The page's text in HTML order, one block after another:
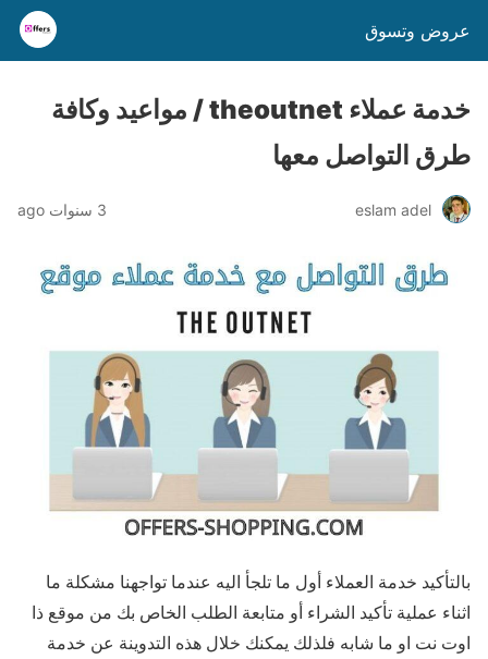
عروض وتسوق
خدمة عملاء theoutnet / مواعيد وكافة
طرق التواصل معها
eslam adel 3 سنوات ago
بالتأكيد خدمة العملاء أول ما تلجأ اليه عندما تواجهنا مشكلة ما
اثناء عملية تأكيد الشراء أو متابعة الطلب الخاص بك من موقع ذا
اوت نت او ما شابه فلذلك يمكنك خلال هذه التدوينة عن خدمة